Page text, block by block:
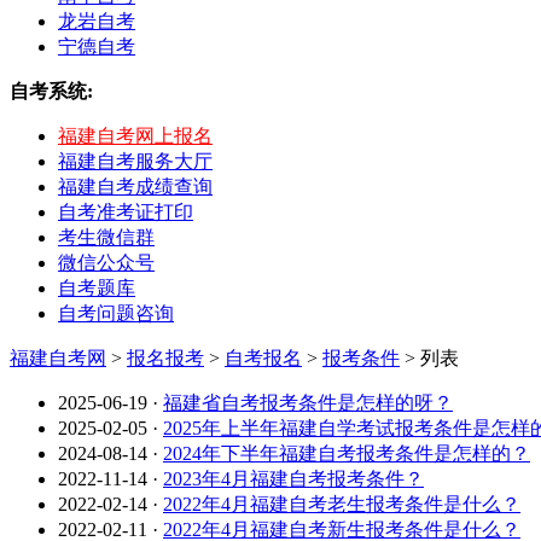
龙岩自考
宁德自考
自考系统:
福建自考网上报名
福建自考服务大厅
福建自考成绩查询
自考准考证打印
考生微信群
微信公众号
自考题库
自考问题咨询
福建自考网 > 报名报考 > 自考报名 > 报考条件 > 列表
2025-06-19 · 福建省自考报考条件是怎样的呀？
2025-02-05 · 2025年上半年福建自学考试报考条件是怎样
2024-08-14 · 2024年下半年福建自考报考条件是怎样的？
2022-11-14 · 2023年4月福建自考报考条件？
2022-02-14 · 2022年4月福建自考老生报考条件是什么？
2022-02-11 · 2022年4月福建自考新生报考条件是什么？